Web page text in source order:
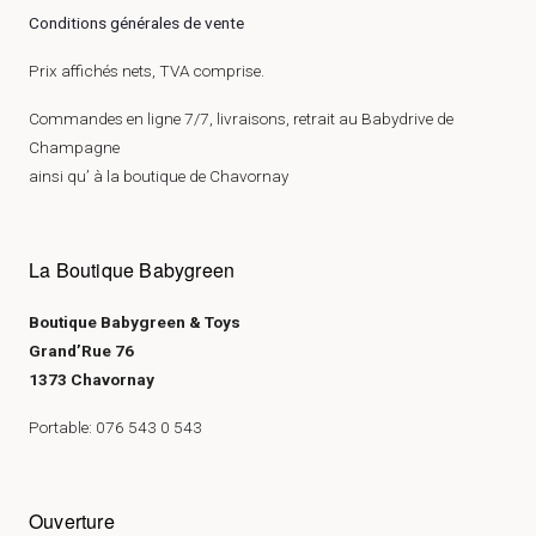
Conditions générales de vente
Prix affichés nets, TVA comprise.
Commandes en ligne 7/7, livraisons, retrait au Babydrive de
Champagne
ainsi qu’ à la boutique de Chavornay
La Boutique Babygreen
Boutique Babygreen & Toys
Grand’Rue 76
1373 Chavornay
Portable: 076 543 0 543
Ouverture